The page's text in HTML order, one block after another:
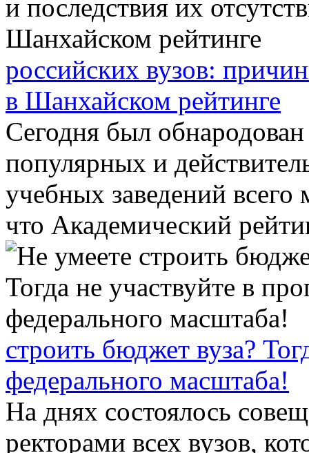
российских вузов:
в Шанхайском рейтинге
Сегодня был
популярных и
учебных заведений
что Академический
строить бюджет вуза?
федерального масштаба!
На днях состоялось
ректорами всех вузов,